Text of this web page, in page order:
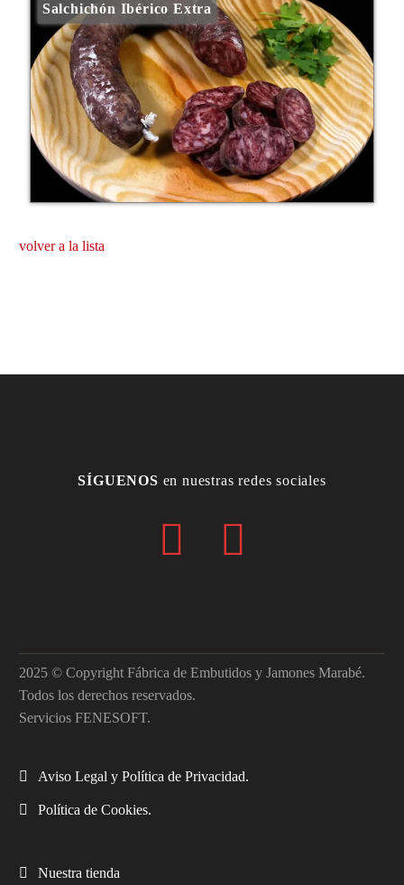
Salchichón Ibérico Extra
volver a la lista
SÍGUENOS en nuestras redes sociales
2025 © Copyright Fábrica de Embutidos y Jamones Marabé.
Todos los derechos reservados.
Servicios FENESOFT.
Aviso Legal y Política de Privacidad.
Política de Cookies.
Nuestra tienda